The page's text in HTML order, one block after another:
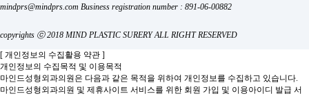
mindprs@mindprs.com Business registration number : 891-06-00882
copyrights ⓒ 2018 MIND PLASTIC SURERY ALL RIGHT RESERVED
[ 개인정보의 수집활용 약관 ]
개인정보의 수집목적 및 이용목적
마인드성형외과의원은 다음과 같은 목적을 위하여 개인정보를 수집하고 있습니다.
마인드성형외과의원 및 제휴사이트 서비스를 위한 회원 가입 및 이용아이디 발급 서